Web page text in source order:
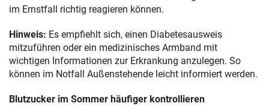
im Ernstfall richtig reagieren können.
Hinweis: Es empfiehlt sich, einen Diabetesausweis
mitzuführen oder ein medizinisches Armband mit
wichtigen Informationen zur Erkrankung anzulegen. So
können im Notfall Außenstehende leicht informiert werden.
Blutzucker im Sommer häufiger kontrollieren